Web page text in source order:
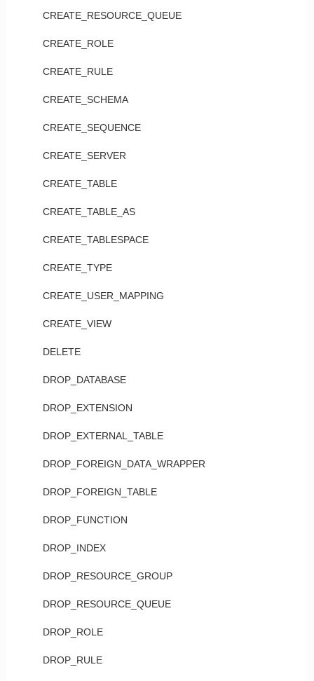
CREATE_RESOURCE_QUEUE
CREATE_ROLE
CREATE_RULE
CREATE_SCHEMA
CREATE_SEQUENCE
CREATE_SERVER
CREATE_TABLE
CREATE_TABLE_AS
CREATE_TABLESPACE
CREATE_TYPE
CREATE_USER_MAPPING
CREATE_VIEW
DELETE
DROP_DATABASE
DROP_EXTENSION
DROP_EXTERNAL_TABLE
DROP_FOREIGN_DATA_WRAPPER
DROP_FOREIGN_TABLE
DROP_FUNCTION
DROP_INDEX
DROP_RESOURCE_GROUP
DROP_RESOURCE_QUEUE
DROP_ROLE
DROP_RULE